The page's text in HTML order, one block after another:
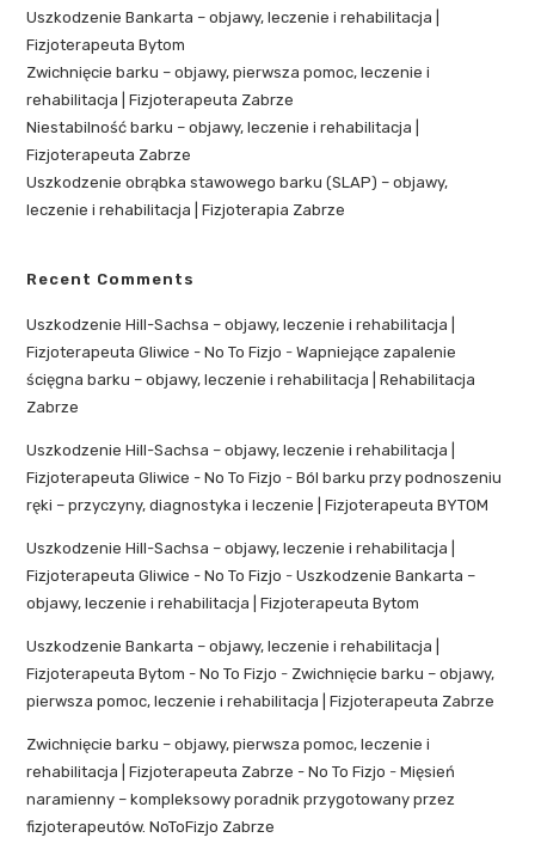
Uszkodzenie Bankarta – objawy, leczenie i rehabilitacja |
Fizjoterapeuta Bytom
Zwichnięcie barku – objawy, pierwsza pomoc, leczenie i
rehabilitacja | Fizjoterapeuta Zabrze
Niestabilność barku – objawy, leczenie i rehabilitacja |
Fizjoterapeuta Zabrze
Uszkodzenie obrąbka stawowego barku (SLAP) – objawy,
leczenie i rehabilitacja | Fizjoterapia Zabrze
Recent Comments
Uszkodzenie Hill-Sachsa – objawy, leczenie i rehabilitacja |
Fizjoterapeuta Gliwice - No To Fizjo -Wapniejące zapalenie
ścięgna barku – objawy, leczenie i rehabilitacja | Rehabilitacja
Zabrze
Uszkodzenie Hill-Sachsa – objawy, leczenie i rehabilitacja |
Fizjoterapeuta Gliwice - No To Fizjo -Ból barku przy podnoszeniu
ręki – przyczyny, diagnostyka i leczenie | Fizjoterapeuta BYTOM
Uszkodzenie Hill-Sachsa – objawy, leczenie i rehabilitacja |
Fizjoterapeuta Gliwice - No To Fizjo -Uszkodzenie Bankarta –
objawy, leczenie i rehabilitacja | Fizjoterapeuta Bytom
Uszkodzenie Bankarta – objawy, leczenie i rehabilitacja |
Fizjoterapeuta Bytom - No To Fizjo - Zwichnięcie barku – objawy,
pierwsza pomoc, leczenie i rehabilitacja | Fizjoterapeuta Zabrze
Zwichnięcie barku – objawy, pierwsza pomoc, leczenie i
rehabilitacja | Fizjoterapeuta Zabrze - No To Fizjo -Mięsień
naramienny – kompleksowy poradnik przygotowany przez
fizjoterapeutów. NoToFizjo Zabrze